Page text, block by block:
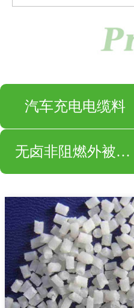
汽车充电电缆料
无卤非阻燃外被押出料